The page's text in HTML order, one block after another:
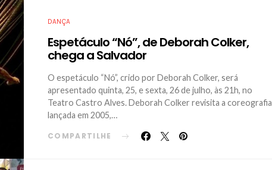
DANÇA
Espetáculo “Nó”, de Deborah Colker,
chega a Salvador
O espetáculo “Nó”, crido por Deborah Colker, será
apresentado quinta, 25, e sexta, 26 de julho, às 21h, no
Teatro Castro Alves. Deborah Colker revisita a coreografia
lançada em 2005,…
COMPARTILHE